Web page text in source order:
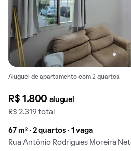
Aluguel de apartamento com 2 quartos.
R$ 1.800 aluguel
R$ 2.319 total
67 m² · 2 quartos · 1 vaga
Rua Antônio Rodrigues Moreira